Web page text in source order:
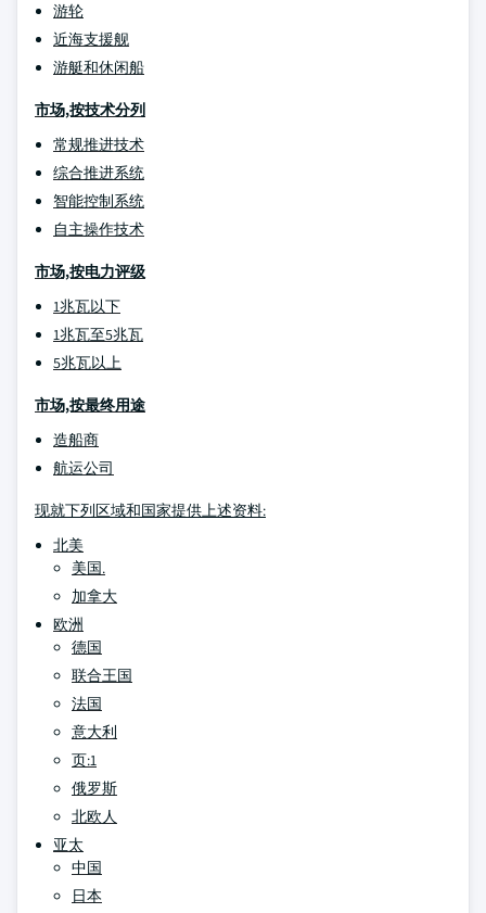
游轮
近海支援舰
游艇和休闲船
市场,按技术分列
常规推进技术
综合推进系统
智能控制系统
自主操作技术
市场,按电力评级
1兆瓦以下
1兆瓦至5兆瓦
5兆瓦以上
市场,按最终用途
造船商
航运公司
现就下列区域和国家提供上述资料:
北美
美国.
加拿大
欧洲
德国
联合王国
法国
意大利
页:1
俄罗斯
北欧人
亚太
中国
日本